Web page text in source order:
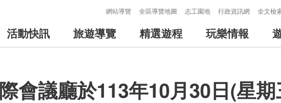
網站導覽 全區導覽地圖 志工園地 行政資訊網 全文檢
活動快訊 旅遊導覽 精選遊程 玩樂情報
會議廳於113年10月30日(星